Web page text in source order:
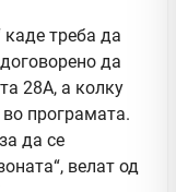
каде треба да
да
28А, а колку
програмата.
да се
велат од